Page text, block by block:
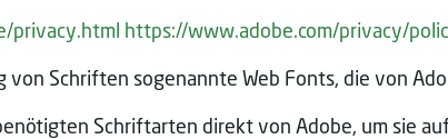
privacy.html https://www.adobe.com/privacy/
Schriften sogenannte Web Fonts, die von
Schriftarten direkt von Adobe, um sie